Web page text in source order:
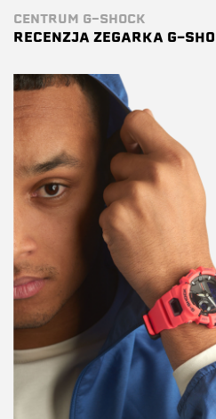
CENTRUM G-SHOCK
RECENZJA ZEGARKA G-